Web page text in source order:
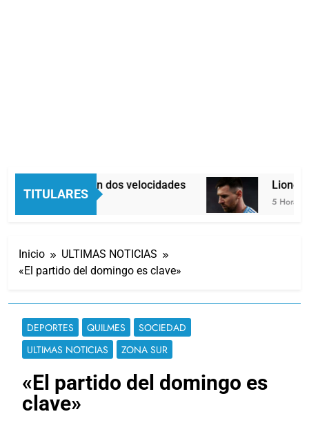
TITULARES
Economía en dos velocidades
5 Horas Atrás
Lionel
5 Horas
Inicio
ULTIMAS NOTICIAS
«El partido del domingo es clave»
DEPORTES QUILMES
SOCIEDAD
ULTIMAS NOTICIAS
ZONA SUR
«El partido del domingo es
clave»